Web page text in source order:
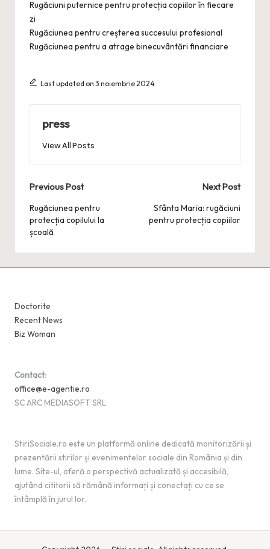
Rugăciuni puternice pentru protecția copiilor în fiecare
zi
Rugăciunea pentru creșterea succesului profesional
Rugăciunea pentru a atrage binecuvântări financiare
Last updated on 3 noiembrie 2024
press
View All Posts
Post
navigation
Previous Post
Rugăciunea pentru
protecția copilului la
școală
Next Post
Sfânta Maria: rugăciuni
pentru protecția copiilor
Doctorite
Recent News
Biz Woman
Contact:
office@e-agentie.ro
SC ARC MEDIASOFT SRL
StiriSociale.ro este un platformă online dedicată monitorizării și
prezentării stirilor și evenimentelor sociale din România și din
lume. Site-ul, oferă o perspectivă actualizată și accesibilă,
ajutând cititorii să rămână informați și conectați cu ce se
întâmplă în jurul lor.